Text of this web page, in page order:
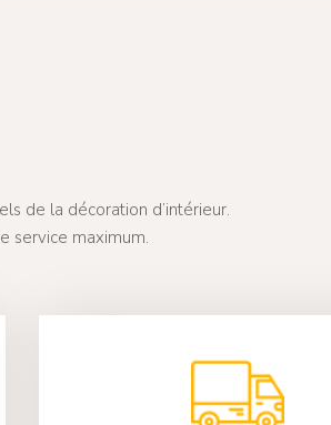
de la décoration d’intérieur.
service maximum.